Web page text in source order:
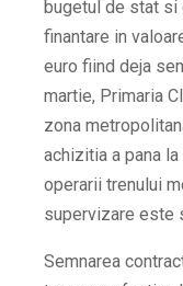
bugetul de stat si
finantare in
euro fiind deja
martie, Primaria
zona
achizitia a pana
operarii trenului
supervizare este
Semnarea